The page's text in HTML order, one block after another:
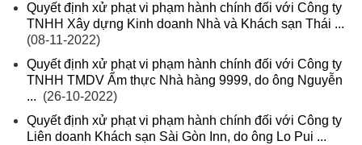
Quyết định xử phạt vi phạm hành chính đối với Công ty
TNHH Xây dựng Kinh doanh Nhà và Khách sạn Thái ...
(08-11-2022)
Quyết định xử phạt vi phạm hành chính đối với Công ty
TNHH TMDV Ẩm thực Nhà hàng 9999, do ông Nguyễn
... (26-10-2022)
Quyết định xử phạt vi phạm hành chính đối với Công ty
Liên doanh Khách sạn Sài Gòn Inn, do ông Lo Pui ...